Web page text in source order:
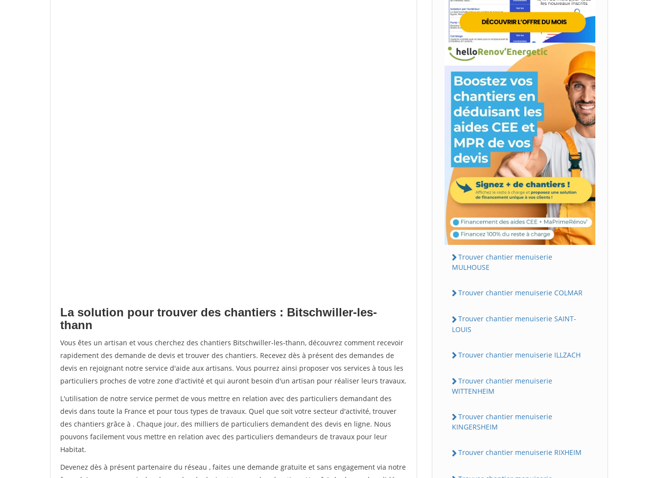
La solution pour trouver des chantiers : Bitschwiller-les-
thann
Vous êtes un artisan et vous cherchez des chantiers Bitschwiller-les-thann, découvrez comment recevoir
rapidement des demande de devis et trouver des chantiers. Recevez dès à présent des demandes de
devis en rejoignant notre service d'aide aux artisans. Vous pourrez ainsi proposer vos services à tous les
particuliers proches de votre zone d'activité et qui auront besoin d'un artisan pour réaliser leurs travaux.
L'utilisation de notre service permet de vous mettre en relation avec des particuliers demandant des
devis dans toute la France et pour tous types de travaux. Quel que soit votre secteur d'activité, trouver
des chantiers grâce à . Chaque jour, des milliers de particuliers demandent des devis en ligne. Nous
pouvons facilement vous mettre en relation avec des particuliers demandeurs de travaux pour leur
Habitat.
Devenez dès à présent partenaire du réseau , faites une demande gratuite et sans engagement via notre
Trouver chantier menuiserie
MULHOUSE
Trouver chantier menuiserie COLMAR
Trouver chantier menuiserie SAINT-
LOUIS
Trouver chantier menuiserie ILLZACH
Trouver chantier menuiserie
WITTENHEIM
Trouver chantier menuiserie
KINGERSHEIM
Trouver chantier menuiserie RIXHEIM